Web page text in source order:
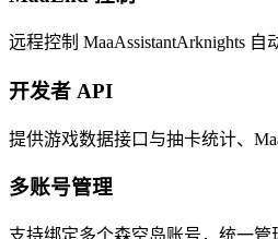
远程控制 MaaAssistantArknights
开发者 API
提供游戏数据接口与抽卡统计、
多账号管理